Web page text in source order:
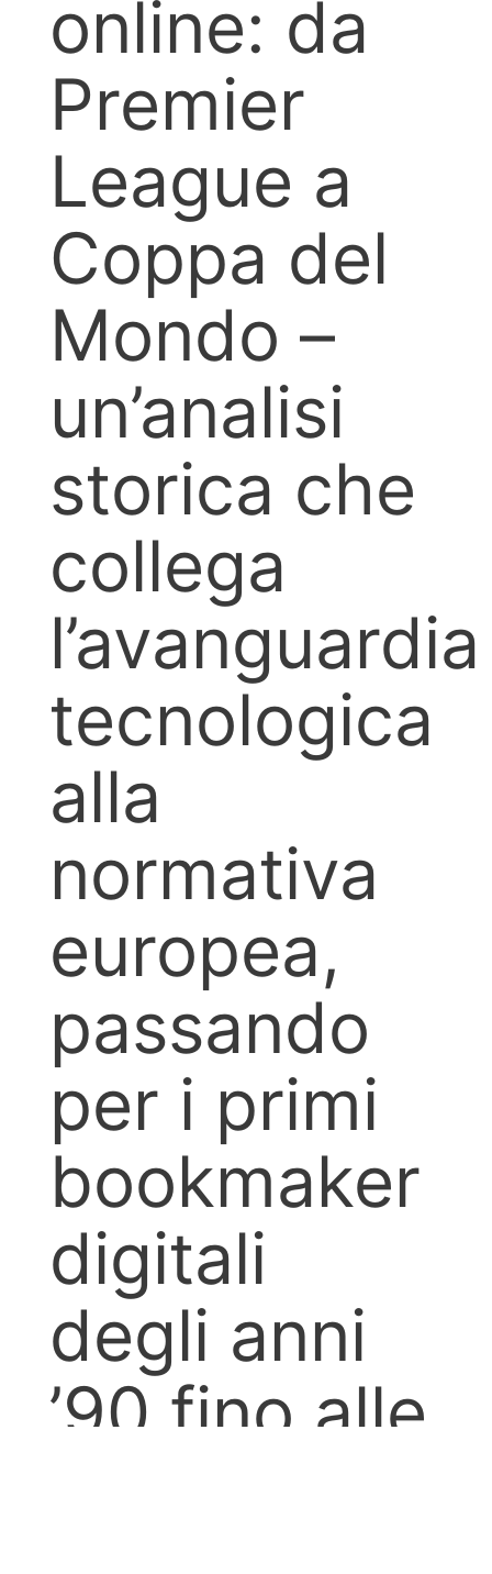
online: da
Premier
League a
Coppa del
Mondo –
un’analisi
storica che
collega
l’avanguardia
tecnologica
alla
normativa
europea,
passando
per i primi
bookmaker
digitali
degli anni
’90 fino alle